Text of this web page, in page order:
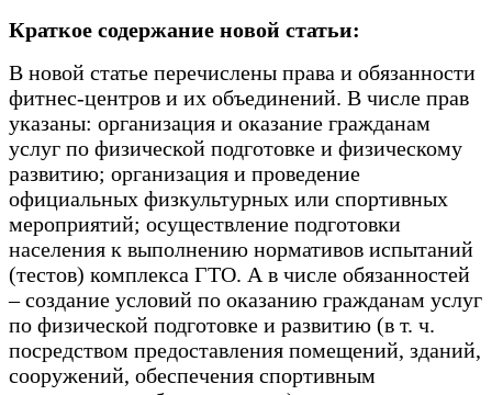
Краткое содержание новой статьи:
В новой статье перечислены права и обязанности
фитнес-центров и их объединений. В числе прав
указаны: организация и оказание гражданам
услуг по физической подготовке и физическому
развитию; организация и проведение
официальных физкультурных или спортивных
мероприятий; осуществление подготовки
населения к выполнению нормативов испытаний
(тестов) комплекса ГТО. А в числе обязанностей
– создание условий по оказанию гражданам услуг
по физической подготовке и развитию (в т. ч.
посредством предоставления помещений, зданий,
сооружений, обеспечения спортивным